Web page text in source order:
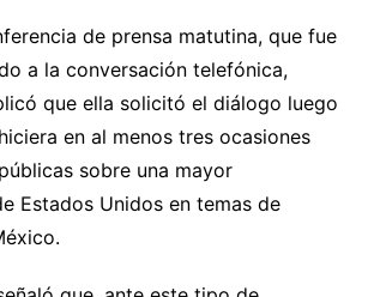
de prensa matutina, que fue
a la conversación telefónica,
que ella solicitó el diálogo luego
en al menos tres ocasiones
sobre una mayor
Estados Unidos en temas de